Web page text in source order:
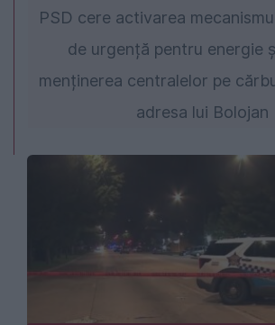
PSD cere activarea
de urgență pentru energie
menținerea centralelor pe
adresa lui Bolojan